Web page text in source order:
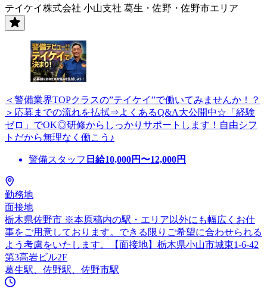
テイケイ株式会社 小山支社 葛生・佐野・佐野市エリア
＜警備業界TOPクラスの”テイケイ”で働いてみませんか！？
＞応募までの流れを払拭⇒よくあるQ&A大公開中☆「経験
ゼロ」でOK◎研修からしっかりサポートします！自由シフ
トだから無理なく働こう♪
警備スタッフ 日給10,000円〜12,000円
勤務地
面接地
栃木県佐野市 ※本原稿内の駅・エリア以外にも幅広くお仕
事をご用意しております。できる限りご希望に合わせられる
よう考慮をいたします。【面接地】栃木県小山市城東1-6-42
第3高岩ビル2F
葛生駅、佐野駅、佐野市駅